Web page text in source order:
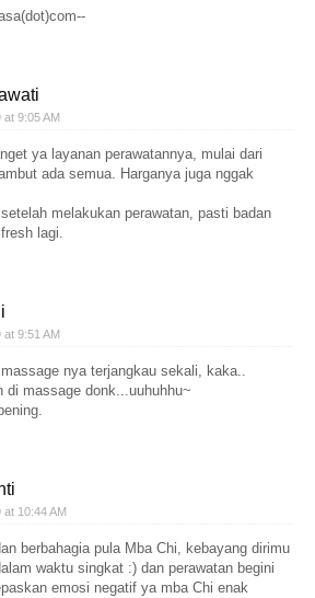
9:05 AM
ya layanan perawatannya, mulai dari
ada semua. Harganya juga nggak
melakukan perawatan, pasti badan
lagi.
9:51 AM
nya terjangkau sekali, kaka..
di massage donk...uuhuhhu~
10:44 AM
berbahagia pula Mba Chi, kebayang dirimu
waktu singkat :) dan perawatan begini
emosi negatif ya mba Chi enak